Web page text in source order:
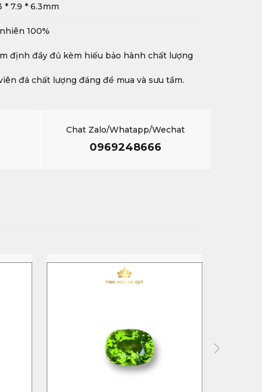
* 7.9 * 6.3mm
100%
định đầy đủ kèm hiếu bảo hành chất lượng
đá chất lượng đáng để mua và sưu tầm.
Chat Zalo/Whatapp/Wechat
0969248666